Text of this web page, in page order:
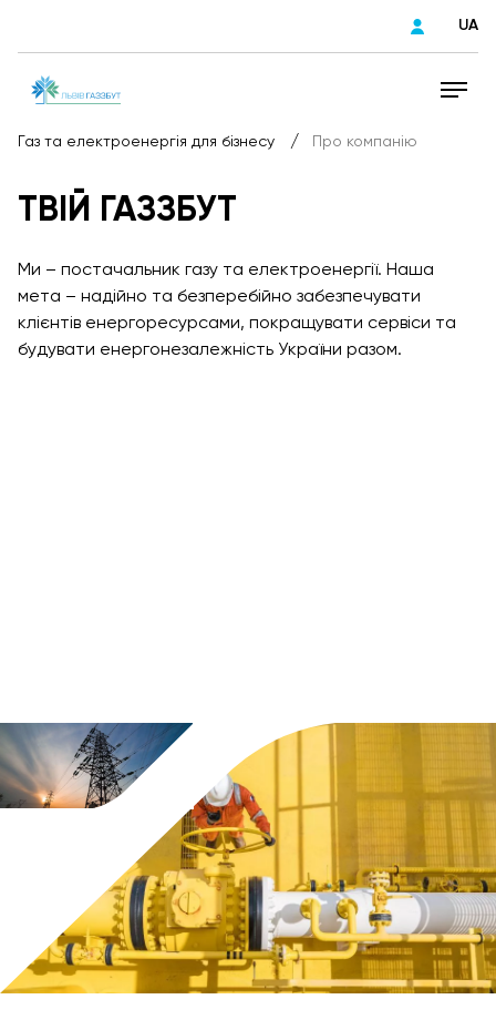
UA
Газ та електроенергія для бізнесу / Про компанію
ТВІЙ ГАЗЗБУТ
Ми – постачальник газу та електроенергії. Наша
мета – надійно та безперебійно забезпечувати
клієнтів енергоресурсами, покращувати сервіси та
будувати енергонезалежність України разом.